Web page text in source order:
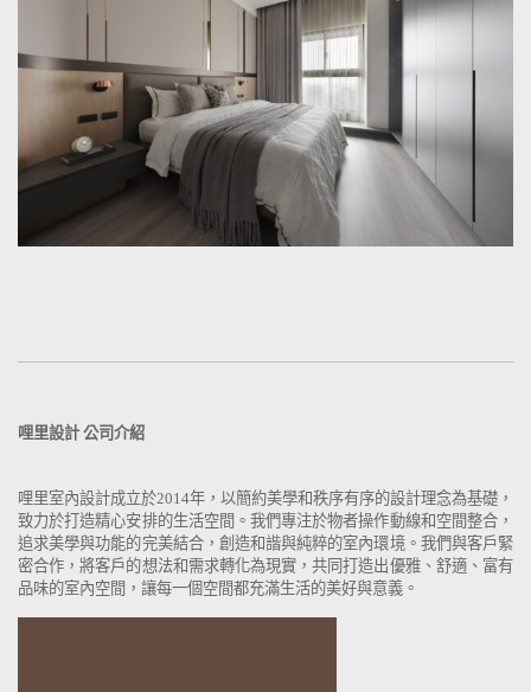
哩里設計 公司介紹
哩里室內設計成立於2014年，以簡約美學和秩序有序的設計理念為基礎，
致力於打造精心安排的生活空間。我們專注於物者操作動線和空間整合，
追求美學與功能的完美結合，創造和諧與純粹的室內環境。我們與客戶緊
密合作，將客戶的想法和需求轉化為現實，共同打造出優雅、舒適、富有
品味的室內空間，讓每一個空間都充滿生活的美好與意義。